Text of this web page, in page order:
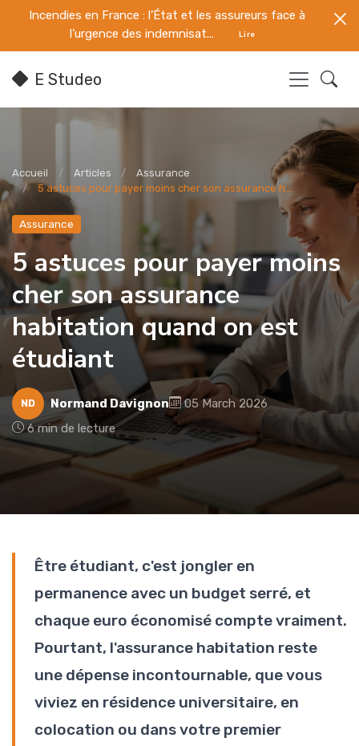
Incendies en France : l’État et les assureurs face à
l’urgence des indemnisat...
Lire
E Studeo
Accueil Articles
Assurance
5 astuces pour payer moins cher son assurance h...
Assurance
5 astuces pour payer moins
cher son assurance
habitation quand on est
étudiant
ND Normand Davignon
05 March 2026
6 min de lecture
Être étudiant, c'est jongler en
permanence avec un budget serré, et
chaque euro économisé compte vraiment.
Pourtant, l'assurance habitation reste
une dépense incontournable, que vous
viviez en résidence universitaire, en
colocation ou dans votre premier